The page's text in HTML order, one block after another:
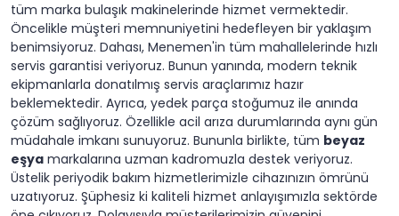
tüm marka bulaşık makinelerinde hizmet vermektedir.
Öncelikle müşteri memnuniyetini hedefleyen bir yaklaşım
benimsiyoruz. Dahası, Menemen'in tüm mahallelerinde hızlı
servis garantisi veriyoruz. Bunun yanında, modern teknik
ekipmanlarla donatılmış servis araçlarımız hazır
beklemektedir. Ayrıca, yedek parça stoğumuz ile anında
çözüm sağlıyoruz. Özellikle acil arıza durumlarında aynı gün
müdahale imkanı sunuyoruz. Bununla birlikte, tüm beyaz
eşya markalarına uzman kadromuzla destek veriyoruz.
Üstelik periyodik bakım hizmetlerimizle cihazınızın ömrünü
uzatıyoruz. Şüphesiz ki kaliteli hizmet anlayışımızla sektörde